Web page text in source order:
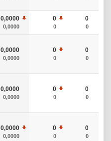
0,0000
0,0000
0
0
0
0
0,0000
0,0000
0
0
0
0
0,0000
0,0000
0
0
0
0
0,0000
0,0000
0
0
0
0